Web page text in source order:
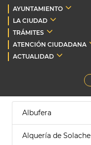
AYUNTAMIENTO
LA CIUDAD
TRÁMITES
ATENCIÓN CIUDADANA
ACTUALIDAD
Albufera
Alquería de Solache